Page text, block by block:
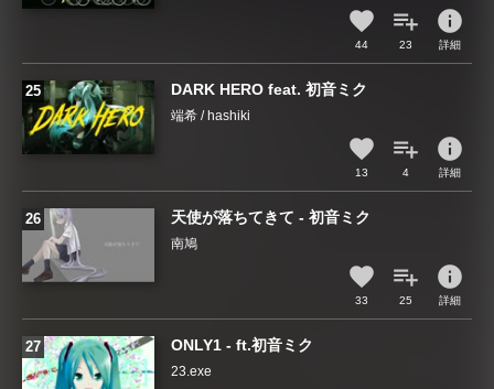
44 23
info
詳細
DARK HERO feat. 初音ミク
端希 / hashiki
13 4
info
詳細
天使が落ちてきて - 初音ミク
南鳩
33 25
info
詳細
ONLY1 - ft.初音ミク
23.exe